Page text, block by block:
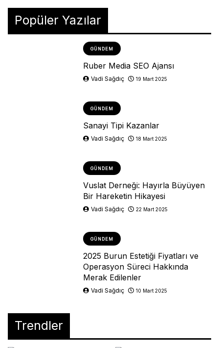
Popüler Yazılar
GÜNDEM
Ruber Media SEO Ajansı
Vadi Sağdıç 19 Mart 2025
GÜNDEM
Sanayi Tipi Kazanlar
Vadi Sağdıç 18 Mart 2025
GÜNDEM
Vuslat Derneği: Hayırla Büyüyen
Bir Hareketin Hikayesi
Vadi Sağdıç 22 Mart 2025
GÜNDEM
2025 Burun Estetiği Fiyatları ve
Operasyon Süreci Hakkında
Merak Edilenler
Vadi Sağdıç 10 Mart 2025
Trendler